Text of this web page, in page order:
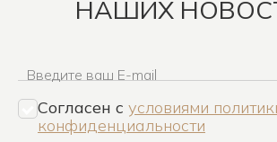
НАШИХ
Введите ваш E-mail
Согласен c условиями
конфиденциальности